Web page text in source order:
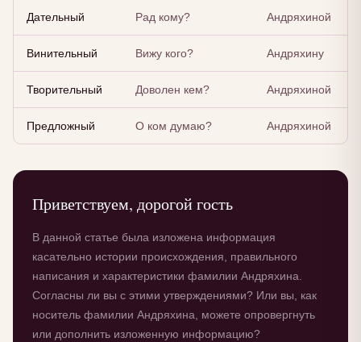
Дательный Рад кому? Андряхиной
Винительный Вижу кого? Андряхину
Творительный Доволен кем? Андряхиной
Предложный О ком думаю? Андряхиной
Приветствуем, дорогой гость
В данной статье была изложена информация
касательно истории происхождения, правильного
написания и характеристики фамилии Андряхина.
Согласны ли вы с этими утверждениями? Или вы, как
носитель фамилии Андряхина, можете опровергнуть
или дополнить изложенную информацию?